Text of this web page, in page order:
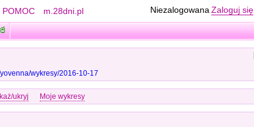
POMOC m.28dni.pl Niezalogowana Zaloguj się
wykresy/2016-10-17
ukryj Moje wykresy